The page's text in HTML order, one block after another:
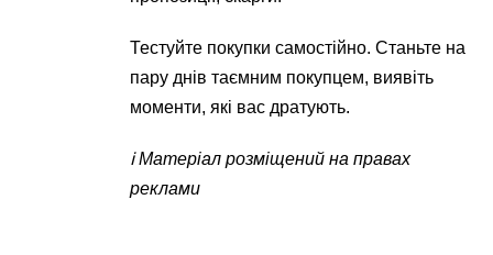
Тестуйте покупки самостійно. Станьте на
пару днів таємним покупцем, виявіть
моменти, які вас дратують.
ℹ️ Матеріал розміщений на правах
реклами